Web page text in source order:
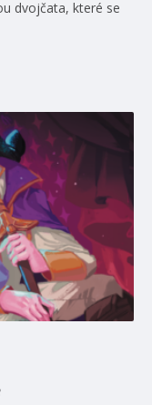
dvojčata, které se